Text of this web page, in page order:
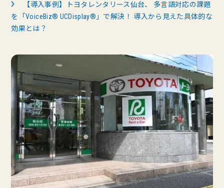
【導入事例】トヨタレンタリース仙台、 多言語対応の課題
を「VoiceBiz® UCDisplay®」で解決！ 導入から見えた具体的な
効果とは？